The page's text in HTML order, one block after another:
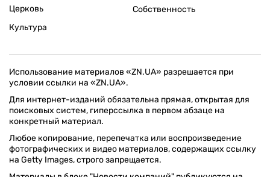
Церковь
Культура
Собственность
Использование материалов «ZN.UA» разрешается при
условии ссылки на «ZN.UA».
Для интернет-изданий обязательна прямая, открытая для
поисковых систем, гиперссылка в первом абзаце на
конкретный материал.
Любое копирование, перепечатка или воспроизведение
фотографических и видео материалов, содержащих ссылку
на Getty Images, строго запрещается.